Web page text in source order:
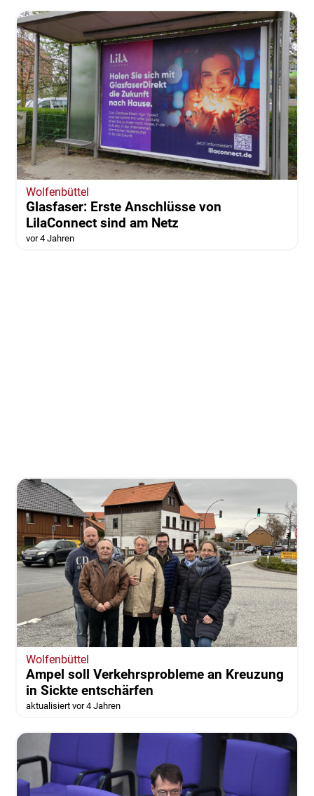
Wolfenbüttel
Glasfaser: Erste Anschlüsse von
LilaConnect sind am Netz
vor 4 Jahren
Wolfenbüttel
Ampel soll Verkehrsprobleme an Kreuzung
in Sickte entschärfen
aktualisiert vor 4 Jahren